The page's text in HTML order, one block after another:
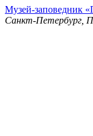
Музей-заповедник
Санкт-Петербург,